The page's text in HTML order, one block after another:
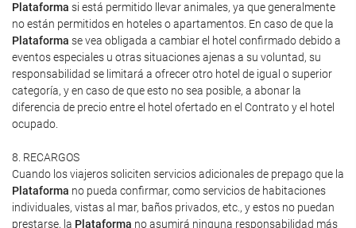
Plataforma si está permitido llevar animales, ya que generalmente
no están permitidos en hoteles o apartamentos. En caso de que la
Plataforma se vea obligada a cambiar el hotel confirmado debido a
eventos especiales u otras situaciones ajenas a su voluntad, su
responsabilidad se limitará a ofrecer otro hotel de igual o superior
categoría, y en caso de que esto no sea posible, a abonar la
diferencia de precio entre el hotel ofertado en el Contrato y el hotel
ocupado.
8. RECARGOS
Cuando los viajeros soliciten servicios adicionales de prepago que la
Plataforma no pueda confirmar, como servicios de habitaciones
individuales, vistas al mar, baños privados, etc., y estos no puedan
prestarse, la Plataforma no asumirá ninguna responsabilidad más